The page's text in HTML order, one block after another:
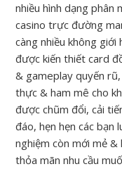
nhiều hình dạng phân
casino trực đường
càng nhiều không
được kiến thiết card
& gameplay quyến
thực & ham mê cho
được chũm đổi, cải
đáo, hẹn hẹn các bạn
nghiệm còn mới mẻ &
thỏa mãn nhu cầu